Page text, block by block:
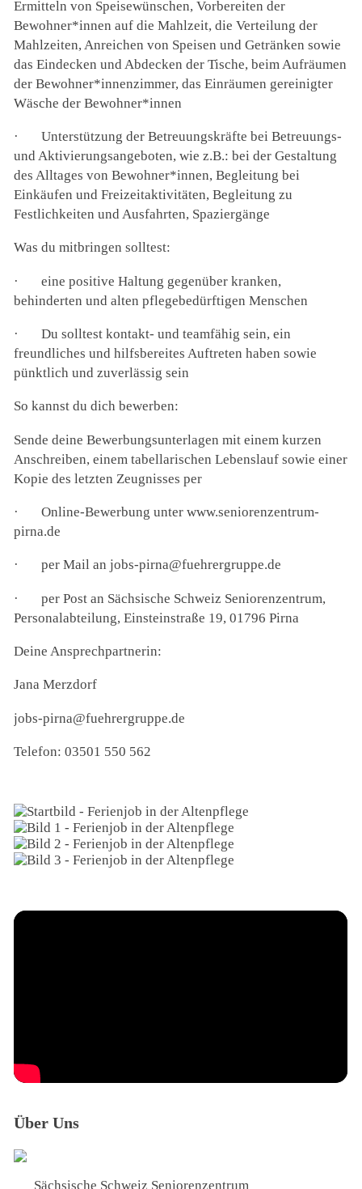
Ermitteln von Speisewünschen, Vorbereiten der
Bewohner*innen auf die Mahlzeit, die Verteilung der
Mahlzeiten, Anreichen von Speisen und Getränken sowie
das Eindecken und Abdecken der Tische, beim Aufräumen
der Bewohner*innenzimmer, das Einräumen gereinigter
Wäsche der Bewohner*innen
·Unterstützung der Betreuungskräfte bei Betreuungs-
und Aktivierungsangeboten, wie z.B.: bei der Gestaltung
des Alltages von Bewohner*innen, Begleitung bei
Einkäufen und Freizeitaktivitäten, Begleitung zu
Festlichkeiten und Ausfahrten, Spaziergänge
Was du mitbringen solltest:
·eine positive Haltung gegenüber kranken,
behinderten und alten pflegebedürftigen Menschen
·Du solltest kontakt- und teamfähig sein, ein
freundliches und hilfsbereites Auftreten haben sowie
pünktlich und zuverlässig sein
So kannst du dich bewerben:
Sende deine Bewerbungsunterlagen mit einem kurzen
Anschreiben, einem tabellarischen Lebenslauf sowie einer
Kopie des letzten Zeugnisses per
·Online-Bewerbung unter www.seniorenzentrum-
pirna.de
·per Mail an jobs-pirna@fuehrergruppe.de
·per Post an Sächsische Schweiz Seniorenzentrum,
Personalabteilung, Einsteinstraße 19, 01796 Pirna
Deine Ansprechpartnerin:
Jana Merzdorf
jobs-pirna@fuehrergruppe.de
Telefon: 03501 550 562
Über Uns
Sächsische Schweiz Seniorenzentrum